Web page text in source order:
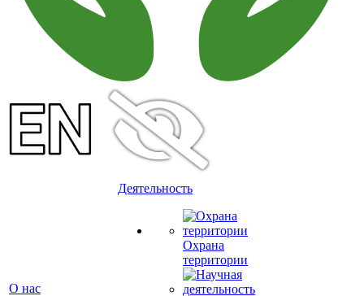
О нас
Деятельность
Охрана
территории